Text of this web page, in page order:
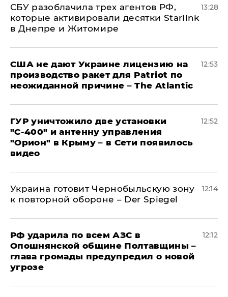
СБУ разоблачила трех агентов РФ,
которые активировали десятки Starlink
в Днепре и Житомире
13:28
США не дают Украине лицензию на
производство ракет для Patriot по
неожиданной причине – The Atlantic
12:53
ГУР уничтожило две установки
"С‑400" и антенну управления
"Орион" в Крыму – в Сети появилось
видео
12:52
Украина готовит Чернобыльскую зону
к повторной обороне – Der Spiegel
12:14
РФ ударила по всем АЗС в
Опошнянской общине Полтавщины –
глава громады предупредил о новой
угрозе
12:12